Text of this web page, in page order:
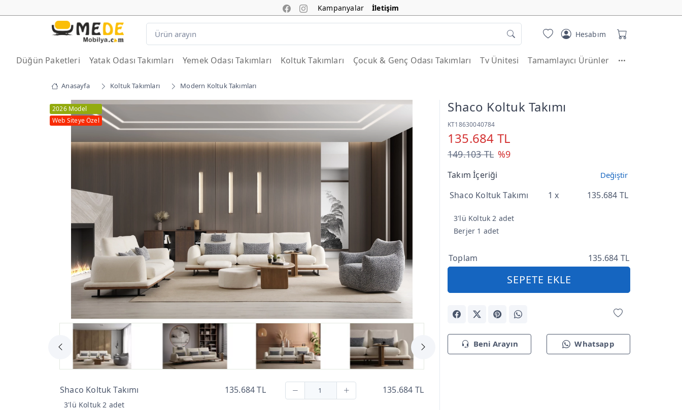
Kampanyalar İletişim
Hesabım
Düğün Paketleri Yatak Odası Takımları Yemek Odası Takımları Koltuk Takımları Çocuk & Genç Odası Takımları Tv Ünitesi Tamamlayıcı Ürünler
Anasayfa Koltuk Takımları Modern Koltuk Takımları
2026 Model
Web Siteye Özel
Shaco Koltuk Takımı
KT18630040784
135.684 TL
149.103 TL %9
Takım İçeriği Değiştir
Shaco Koltuk Takımı 1 x 135.684 TL
3'lü Koltuk 2 adet
Berjer 1 adet
Toplam 135.684 TL
SEPETE EKLE
Beni Arayın Whatsapp
Shaco Koltuk Takımı
3'lü Koltuk 2 adet
135.684 TL 135.684 TL